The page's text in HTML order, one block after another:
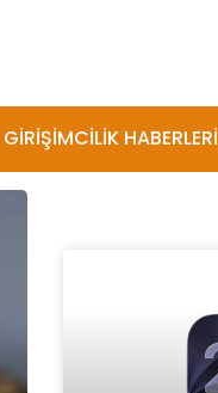
GİRİŞİMCİLİK HABERLERİ